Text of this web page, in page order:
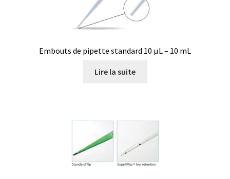
Capteur de température
Capteurs météo et climatiques
Certificats de calibration de température
Collecteur de fractions
Embouts de pipette standard 10 µL – 10 mL
Lire la suite